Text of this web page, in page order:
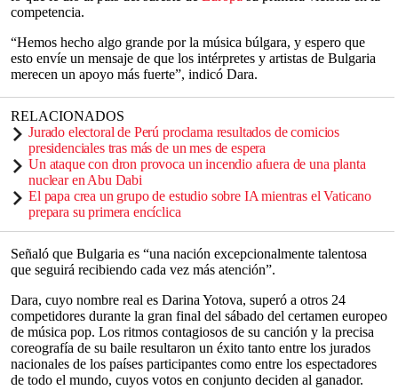
competencia.
“Hemos hecho algo grande por la música búlgara, y espero que
esto envíe un mensaje de que los intérpretes y artistas de Bulgaria
merecen un apoyo más fuerte”, indicó Dara.
RELACIONADOS
Jurado electoral de Perú proclama resultados de comicios
presidenciales tras más de un mes de espera
Un ataque con dron provoca un incendio afuera de una planta
nuclear en Abu Dabi
El papa crea un grupo de estudio sobre IA mientras el Vaticano
prepara su primera encíclica
Señaló que Bulgaria es “una nación excepcionalmente talentosa
que seguirá recibiendo cada vez más atención”.
Dara, cuyo nombre real es Darina Yotova, superó a otros 24
competidores durante la gran final del sábado del certamen europeo
de música pop. Los ritmos contagiosos de su canción y la precisa
coreografía de su baile resultaron un éxito tanto entre los jurados
nacionales de los países participantes como entre los espectadores
de todo el mundo, cuyos votos en conjunto deciden al ganador.